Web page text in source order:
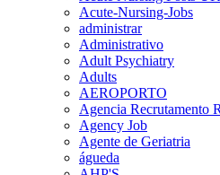
Acute-Nursing-Jobs
administrar
Administrativo
Adult Psychiatry
Adults
AEROPORTO
Agencia Recrutamento
Agency Job
Agente de Geriatria
águeda